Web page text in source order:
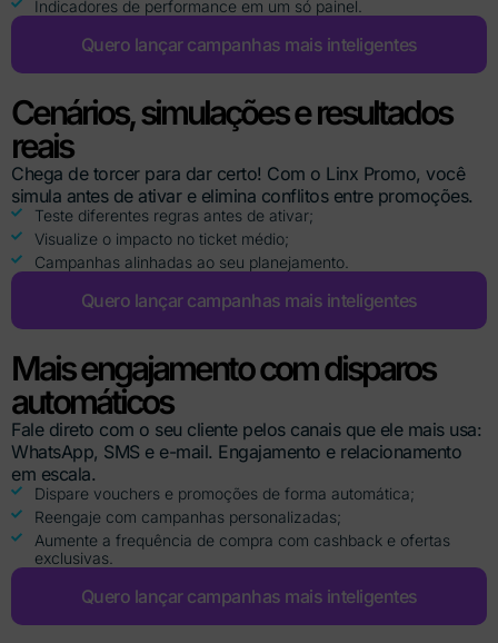
Indicadores de performance em um só painel.
Quero lançar campanhas mais inteligentes
Cenários, simulações e resultados
reais
Chega de torcer para dar certo! Com o Linx Promo, você
simula antes de ativar e elimina conflitos entre promoções.
Teste diferentes regras antes de ativar;
Visualize o impacto no ticket médio;
Campanhas alinhadas ao seu planejamento.
Quero lançar campanhas mais inteligentes
Mais engajamento com disparos
automáticos
Fale direto com o seu cliente pelos canais que ele mais usa:
WhatsApp, SMS e e-mail. Engajamento e relacionamento
em escala.
Dispare vouchers e promoções de forma automática;
Reengaje com campanhas personalizadas;
Aumente a frequência de compra com cashback e ofertas
exclusivas.
Quero lançar campanhas mais inteligentes